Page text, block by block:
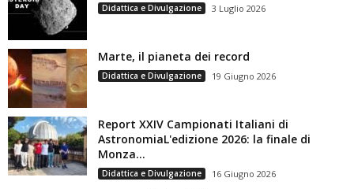
Didattica e Divulgazione 3 Luglio 2026
Marte, il pianeta dei record
Didattica e Divulgazione 19 Giugno 2026
Report XXIV Campionati Italiani di
AstronomiaL'edizione 2026: la finale di
Monza...
Didattica e Divulgazione
16 Giugno 2026